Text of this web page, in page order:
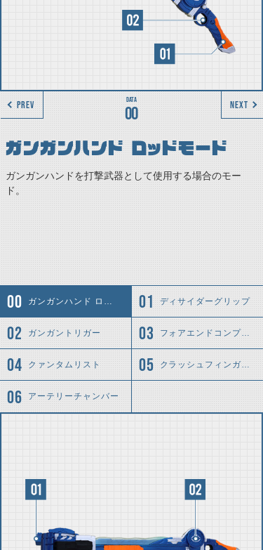
00
PREV NEXT
ガンガンハンド ロッドモード
ガンガンハンドを打撃武器として使用する場合のモー
ド。
ガンガンハンド ロッドモード ディサイダーグリップ
ガンガントリガー フォアエンドコンプレッサー
クァンタムリスト クラッシュフィンガーズ
アーテリーチャンバー